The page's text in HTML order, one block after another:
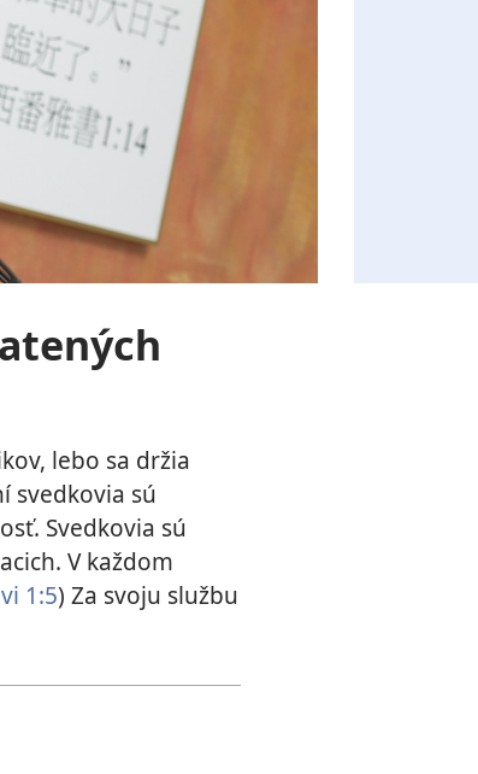
lebo sa držia
svedkovia sú
Svedkovia sú
V každom
1:5) Za svoju službu